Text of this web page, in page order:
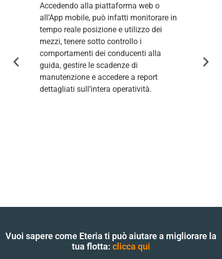
Accedendo alla piattaforma web o
all’App mobile, può infatti monitorare in
tempo reale posizione e utilizzo dei
mezzi, tenere sotto controllo i
comportamenti dei conducenti alla
guida, gestire le scadenze di
manutenzione e accedere a report
dettagliati sull’intera operatività.
Vuoi sapere come Eteria ti può aiutare a migliorare la
tua flotta: clicca qui